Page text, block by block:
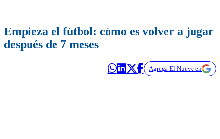
Empieza el fútbol: cómo es volver a jugar
después de 7 meses
Agrega El Nueve en